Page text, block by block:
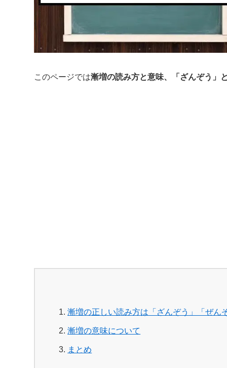
このページでは漸増の読み方と意味、「ざんぞう」
漸増の正しい読み方は「ざんぞう」「ぜん
漸増の意味について
まとめ